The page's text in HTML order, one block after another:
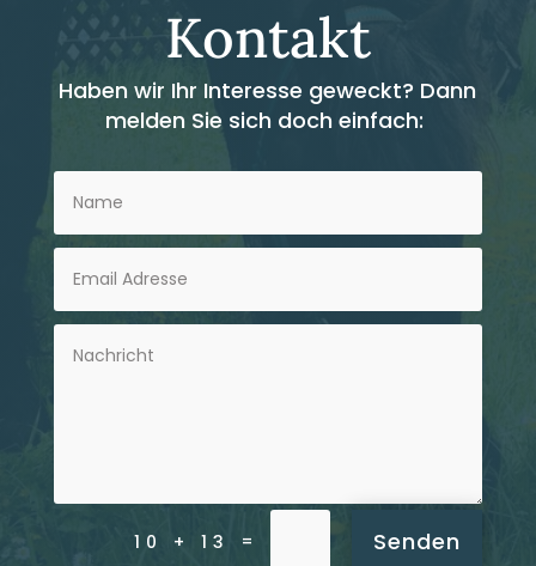
Kontakt
Haben wir Ihr Interesse geweckt? Dann
melden Sie sich doch einfach:
10 + 13 = Senden